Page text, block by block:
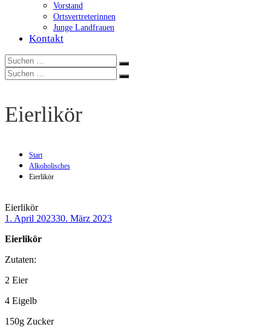
Vorstand
Ortsvertreterinnen
Junge Landfrauen
Kontakt
Suchen
nach:
Suchen
Suchen
nach:
Suchen
Eierlikör
Start
Alkoholisches
Eierlikör
Eierlikör
1. April 202330. März 2023
Eierlikör
Zutaten:
2 Eier
4 Eigelb
150g Zucker